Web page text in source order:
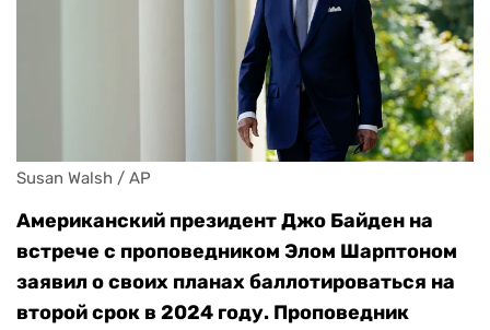
Susan Walsh / AP
Американский президент Джо Байден на
встрече с проповедником Элом Шарптоном
заявил о своих планах баллотироваться на
второй срок в 2024 году. Проповедник